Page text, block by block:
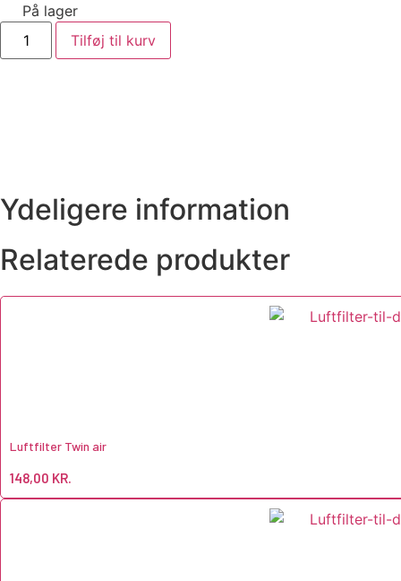
På lager
Tilføj til kurv
Ydeligere information
Relaterede produkter
Luftfilter Twin air
148,00 KR.